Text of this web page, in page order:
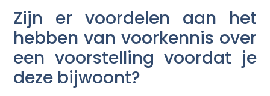
Zijn er voordelen aan het
hebben van voorkennis over
een voorstelling voordat je
deze bijwoont?